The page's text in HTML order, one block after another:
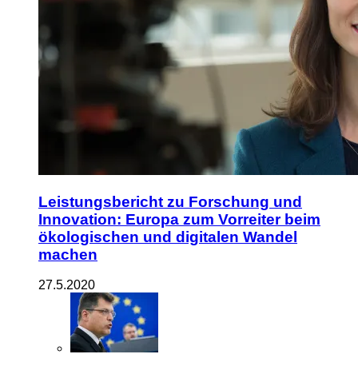
Leistungsbericht zu Forschung und
Innovation: Europa zum Vorreiter beim
ökologischen und digitalen Wandel
machen
27.5.2020